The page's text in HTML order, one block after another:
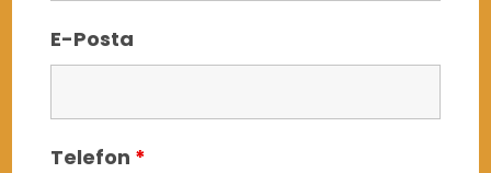
E-Posta
Telefon *